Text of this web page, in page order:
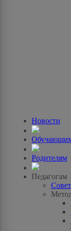
Новости
Родителям
Педагогам